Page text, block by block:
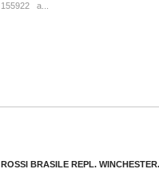
155922 a...
ROSSI BRASILE REPL.